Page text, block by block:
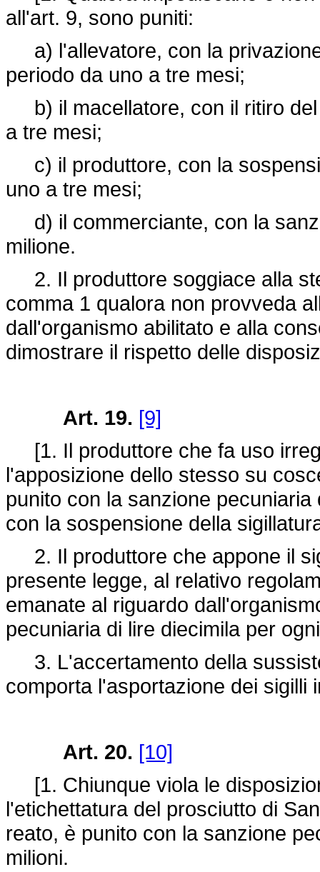
all'art. 9, sono puniti:
a) l'allevatore, con la
periodo da uno a tre mesi;
b) il macellatore, con il ritiro del
a tre mesi;
c) il produttore, con la
uno a tre mesi;
d) il commerciante, con la
milione.
2. Il produttore soggiace alla
comma 1 qualora non provveda
dall'organismo abilitato e alla
dimostrare il rispetto delle
Art. 19. [9]
[1. Il produttore che fa uso
l'apposizione dello stesso su
punito con la sanzione
con la sospensione della
2. Il produttore che appone il
presente legge, al relativo
emanate al riguardo
pecuniaria di lire diecimila per
3. L'accertamento della
comporta l'asportazione dei sigilli
Art. 20. [10]
[1. Chiunque viola le
l'etichettatura del prosciutto di
reato, è punito con la sanzione
milioni.